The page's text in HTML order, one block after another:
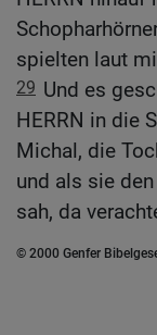
spielten laut
29 Und es
HERRN in die
Michal, die
und als sie
sah, da
© 2000 Genfer